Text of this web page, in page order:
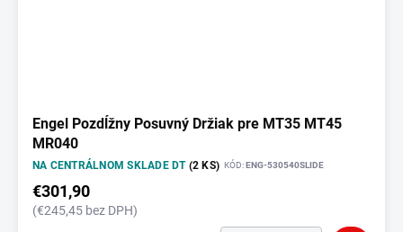
Engel Pozdĺžny Posuvný Držiak pre MT35 MT45
MR040
NA CENTRÁLNOM SKLADE DT (2 KS) KÓD:ENG-530540SLIDE
€301,90
(€245,45 bez DPH)